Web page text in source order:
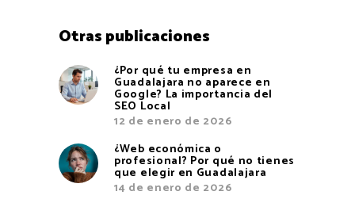
Otras publicaciones
¿Por qué tu empresa en
Guadalajara no aparece en
Google? La importancia del
SEO Local
12 de enero de 2026
¿Web económica o
profesional? Por qué no tienes
que elegir en Guadalajara
14 de enero de 2026